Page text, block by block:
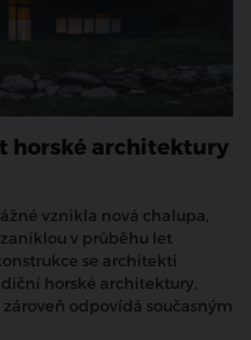
horské architektury
vznikla nová chalupa,
v průběhu let
se architekti
horské architektury,
odpovídá současným